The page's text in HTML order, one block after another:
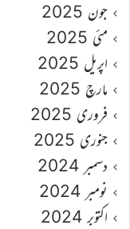
جون 2025
مئی 2025
اپریل 2025
مارچ 2025
فروری 2025
جنوری 2025
دسمبر 2024
نومبر 2024
اکتوبر 2024